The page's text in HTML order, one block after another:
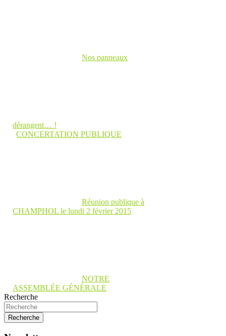
Nos panneaux
dérangent… !
CONCERTATION PUBLIQUE
Réunion publique à
CHAMPHOL le lundi 2 février 2015
NOTRE
ASSEMBLÉE GÉNÉRALE
Recherche